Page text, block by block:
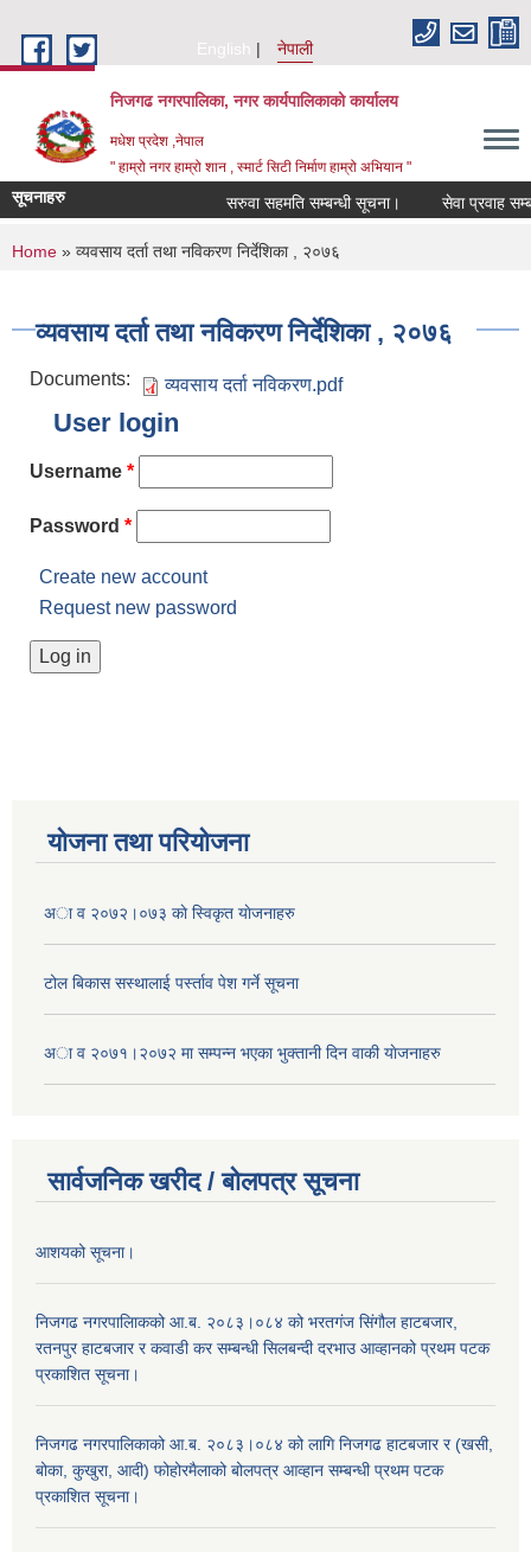
English
नेपाली
निजगढ नगरपालिका, नगर कार्यपालिकाको कार्यालय
मधेश प्रदेश ,नेपाल
" हाम्रो नगर हाम्रो शान , स्मार्ट सिटी निर्माण हाम्रो अभियान "
सूचनाहरु सरुवा सहमति सम्बन्धी सूचना। सेवा प्रवाह
You are here
Home » व्यवसाय दर्ता तथा नविकरण निर्देशिका , २०७६
व्यवसाय दर्ता तथा नविकरण निर्देशिका , २०७६
Documents: व्यवसाय दर्ता नविकरण.pdf
User login
Username *
Password *
Create new account
Request new password
योजना तथा परियोजना
अा व २०७२।०७३ काे स्विकृत याेजनाहरु
टोल बिकास स‌स्थालाई प‌र्स्ताव पेश गर्ने सूचना
अा‍ व २०७१।२०७२ मा सम्पन्न भएका भुक्तानी दिन वा‌की याेजनाहरु
सार्वजनिक खरीद / बोलपत्र सूचना
आशयको सूचना।
निजगढ नगरपालिाकको आ.ब. २०८३।०८४ को भरतगंज सिंगौल हाटबजार,
रतनपुर हाटबजार र कवाडी कर सम्बन्धी सिलबन्दी दरभाउ आव्हानको प्रथम पटक
प्रकाशित सूचना।
निजगढ नगरपालिकाको आ.ब. २०८३।०८४ को लागि निजगढ हाटबजार र (खसी,
बोका, कुखुरा, आदी) फोहोरमैलाको बोलपत्र आव्हान सम्बन्धी प्रथम पटक
प्रकाशित सूचना।